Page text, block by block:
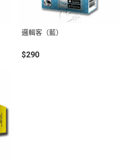
邏輯客（藍）
$290